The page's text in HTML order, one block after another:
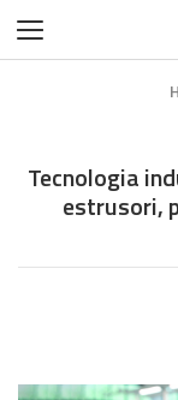
Tecnologia
estrusori,